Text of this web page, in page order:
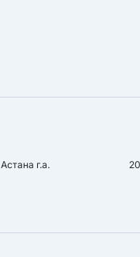
Астана г.а.